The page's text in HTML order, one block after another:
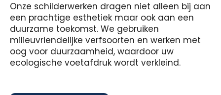
Onze schilderwerken dragen niet alleen bij aan
een prachtige esthetiek maar ook aan een
duurzame toekomst. We gebruiken
milieuvriendelijke verfsoorten en werken met
oog voor duurzaamheid, waardoor uw
ecologische voetafdruk wordt verkleind.